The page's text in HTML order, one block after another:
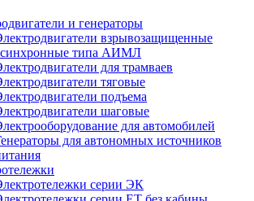
и генераторы
взрывозащищенные
типа АИМЛ
для трамваев
тяговые
подъема
шаговые
для автомобилей
для автономных источников
серии ЭК